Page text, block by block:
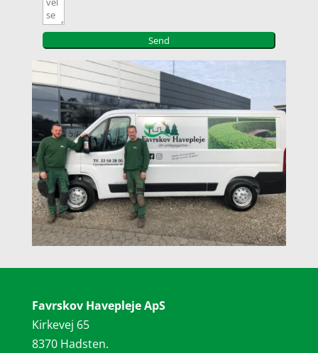
Send
Favrskov Havepleje ApS
Kirkevej 65
8370 Hadsten.